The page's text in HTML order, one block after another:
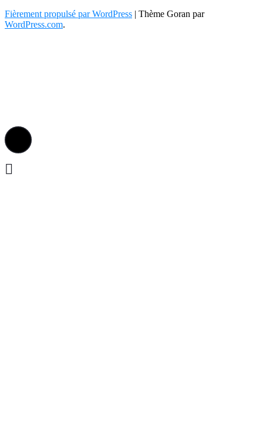
Fièrement propulsé par WordPress
Thème Goran par
WordPress.com.